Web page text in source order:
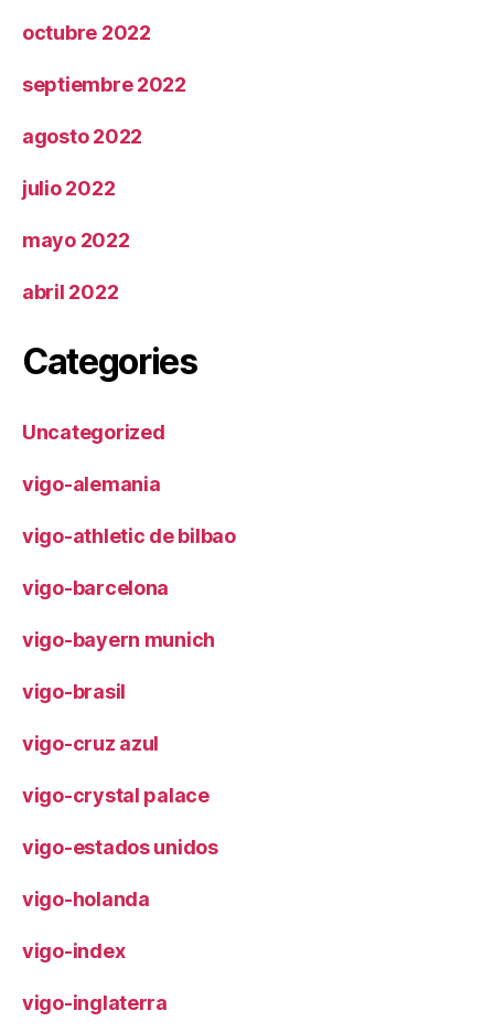
octubre 2022
septiembre 2022
agosto 2022
julio 2022
mayo 2022
abril 2022
Categories
Uncategorized
vigo-alemania
vigo-athletic de bilbao
vigo-barcelona
vigo-bayern munich
vigo-brasil
vigo-cruz azul
vigo-crystal palace
vigo-estados unidos
vigo-holanda
vigo-index
vigo-inglaterra